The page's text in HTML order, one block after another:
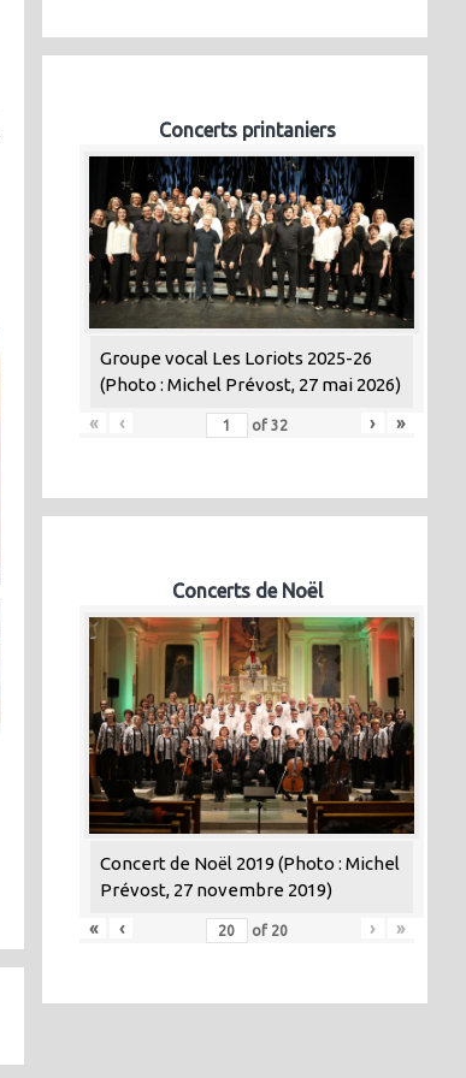
Concerts printaniers
Groupe vocal Les Loriots 2025-26
(Photo : Michel Prévost, 27 mai 2026)
«
‹ of 32 › »
Concerts de Noël
Concert de Noël 2019 (Photo : Michel
Prévost, 27 novembre 2019)
«
‹ of 20 › »